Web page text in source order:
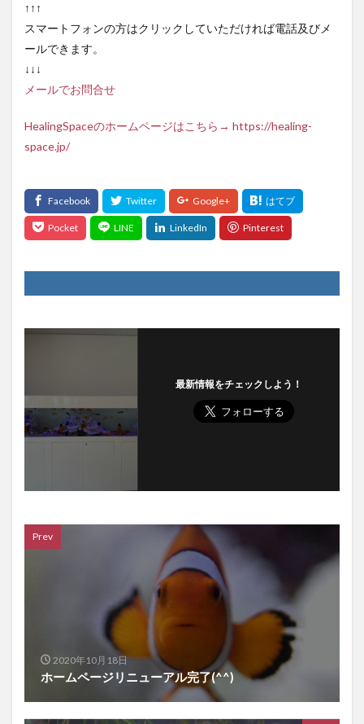
↑↑↑
スマートフォンの方はクリックしていただければ電話及びメ
ールできます。
↓↓↓
メールでお問合せ
HealingSpaceのホームページはこちら→ https://healing-
space.jp/
最新情報をチェックしよう！
Prev
2020年10月18日
ホームページリニューアル完了(^^)